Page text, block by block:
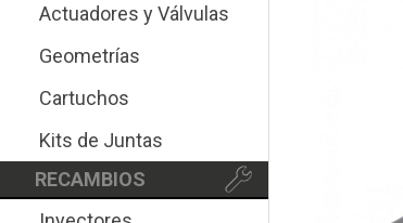
Actuadores y Válvulas
Geometrías
Cartuchos
Kits de Juntas
RECAMBIOS